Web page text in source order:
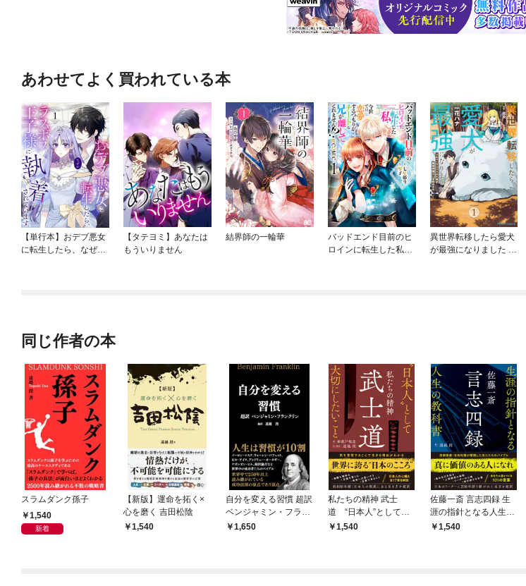
あわせてよく買われている本
【単行本】おデブ悪女
に転生したら、なぜか
【タテヨミ】あなたは
もういりません
結界師の一輪華
バッドエンド目前のヒ
ロインに転生した私、
異世界転移したら愛犬
が最強になりました ～
同じ作者の本
スラムダンク孫子
1,540
新着
【新版】運命を拓く×
心を磨く 吉田松陰
1,540
自分を変える習慣 超訳
ベンジャミン・フラン
クリン
1,650
私たちの精神 武士
道 “日本人”として大
切にしたいこと
1,540
佐藤一斎 言志四録 生
涯の指針となる人生の
教科書
1,540